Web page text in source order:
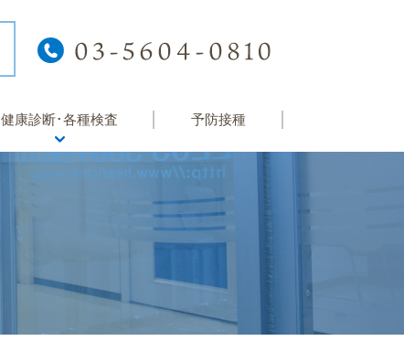
健康診断･各種検査 予防接種